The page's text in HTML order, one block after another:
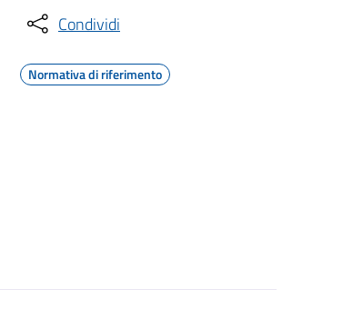
Condividi
Normativa di riferimento